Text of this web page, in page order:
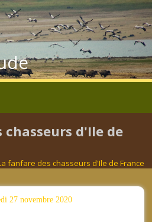
chasseurs d'Ile de
fanfare des chasseurs d'Ile de France
27 novembre 2020